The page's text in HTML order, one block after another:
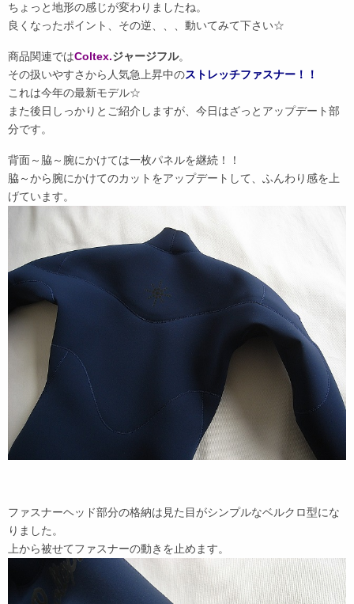
ちょっと地形の感じが変わりましたね。
良くなったポイント、その逆、、、動いてみて下さい☆
商品関連ではColtex.ジャージフル。
その扱いやすさから人気急上昇中のストレッチファスナー！！
これは今年の最新モデル☆
また後日しっかりとご紹介しますが、今日はざっとアップデート部
分です。
背面～脇～腕にかけては一枚パネルを継続！！
脇～から腕にかけてのカットをアップデートして、ふんわり感を上
げています。
ファスナーヘッド部分の格納は見た目がシンプルなベルクロ型にな
りました。
上から被せてファスナーの動きを止めます。